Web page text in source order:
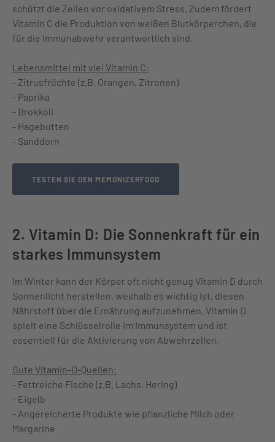
schützt die Zellen vor oxidativem Stress. Zudem fördert
Vitamin C die Produktion von weißen Blutkörperchen, die
für die Immunabwehr verantwortlich sind.
Lebensmittel mit viel Vitamin C:
- Zitrusfrüchte (z.B. Orangen, Zitronen)
- Paprika
- Brokkoli
- Hagebutten
- Sanddorn
TESTEN SIE DEN MEMONIZERFOOD
2. Vitamin D: Die Sonnenkraft für ein
starkes Immunsystem
Im Winter kann der Körper oft nicht genug Vitamin D durch
Sonnenlicht herstellen, weshalb es wichtig ist, diesen
Nährstoff über die Ernährung aufzunehmen. Vitamin D
spielt eine Schlüsselrolle im Immunsystem und ist
essentiell für die Aktivierung von Abwehrzellen.
Gute Vitamin-D-Quellen:
- Fettreiche Fische (z.B. Lachs, Hering)
- Eigelb
- Angereicherte Produkte wie pflanzliche Milch oder
Margarine